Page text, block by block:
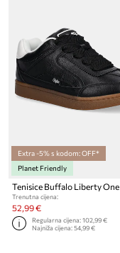
Extra -5% s kodom: OFF*
Planet Friendly
Tenisice Buffalo Liberty One
Trenutna cijena:
52,99 €
Regularna cijena:102,99 €
Najniža cijena:54,99 €